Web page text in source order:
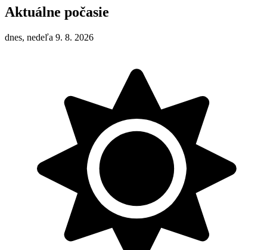
Aktuálne počasie
dnes, nedeľa 9. 8. 2026